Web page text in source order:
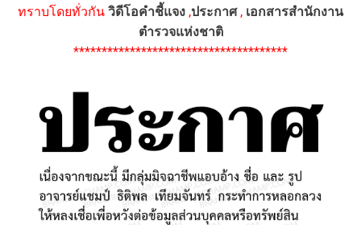
ทราบโดยทั่วกัน วิดีโอคำชี้แจง ,ประกาศ, เอกสารสำนักงาน
ตำรวจแห่งชาติ
**************************************